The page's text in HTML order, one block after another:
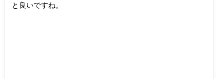
と良いですね。